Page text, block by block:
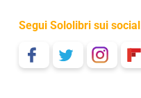
Segui Sololibri sui social